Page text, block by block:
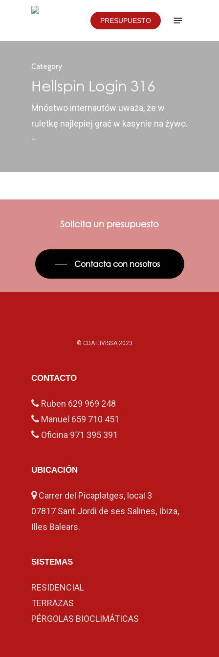
PRESUPUESTO
Category
Hellspin Login 316
Mnóstwo internautów uważa, że w
ruletkę najlepiej grać w kasynie na żywo.
–
Solicita un presupuesto
Contacta con nosotros
© CDA EIVISSA 2023
CONTACTO
Ruben 629 969 248
Manuel 659 710 451
Oficina 971 395 391
UBICACIÓN
Carrer del Picaplatges, local 3
07817 Sant Jordi de ses Salines, Ibiza,
Illes Balears.
SISTEMAS
RESIDENCIAL
TERRAZAS
PÉRGOLAS BIOCLIMÁTICAS